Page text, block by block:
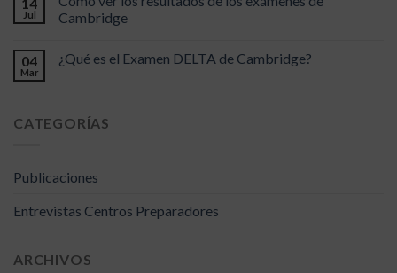
Jul
Cambridge
04
Mar
¿Qué es el Examen DELTA de Cambridge?
CATEGORÍAS
Publicaciones
Entrevistas Centros Preparadores
ARCHIVOS